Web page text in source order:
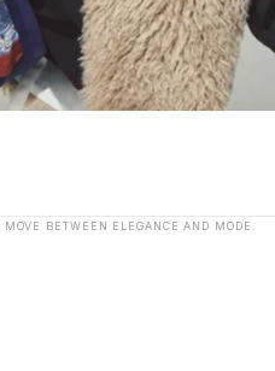
BETWEEN ELEGANCE AND MODE.